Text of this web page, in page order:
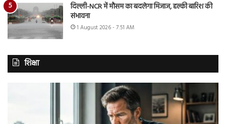
दिल्ली-NCR में मौसम का बदलेगा मिजाज, हल्की बारिश की
संभावना
1 August 2026 - 7:51 AM
शिक्षा